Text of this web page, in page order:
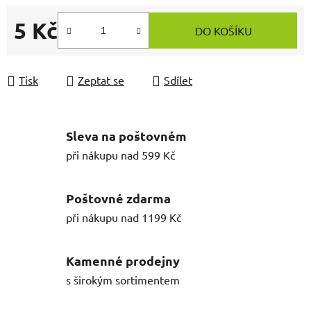
5 Kč
Měrná cena:
DO KOŠÍKU
Tisk Zeptat se Sdílet
Sleva na poštovném
při nákupu nad 599 Kč
Poštovné zdarma
při nákupu nad 1199 Kč
Kamenné prodejny
s širokým sortimentem